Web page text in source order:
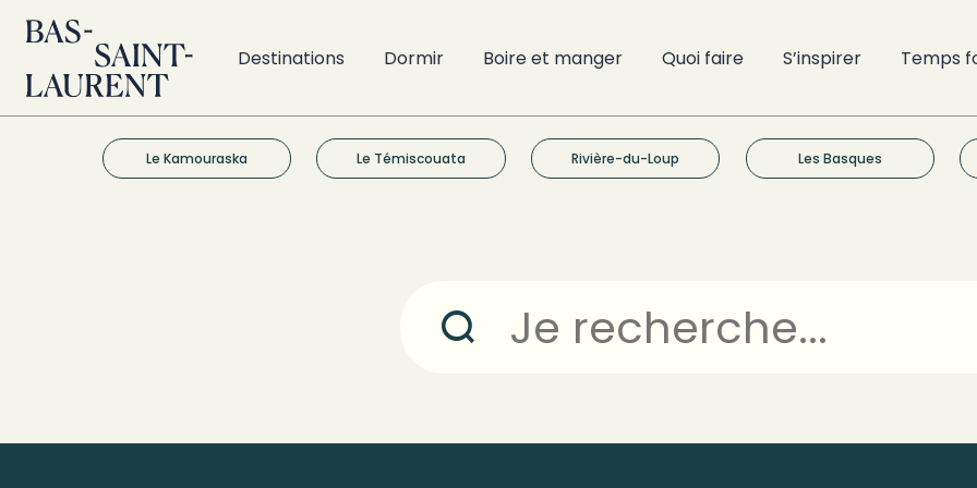
Destinations Dormir Boire et manger Quoi faire S’inspirer Temps
Le Kamouraska Le Témiscouata Rivière-du-Loup Les Basques